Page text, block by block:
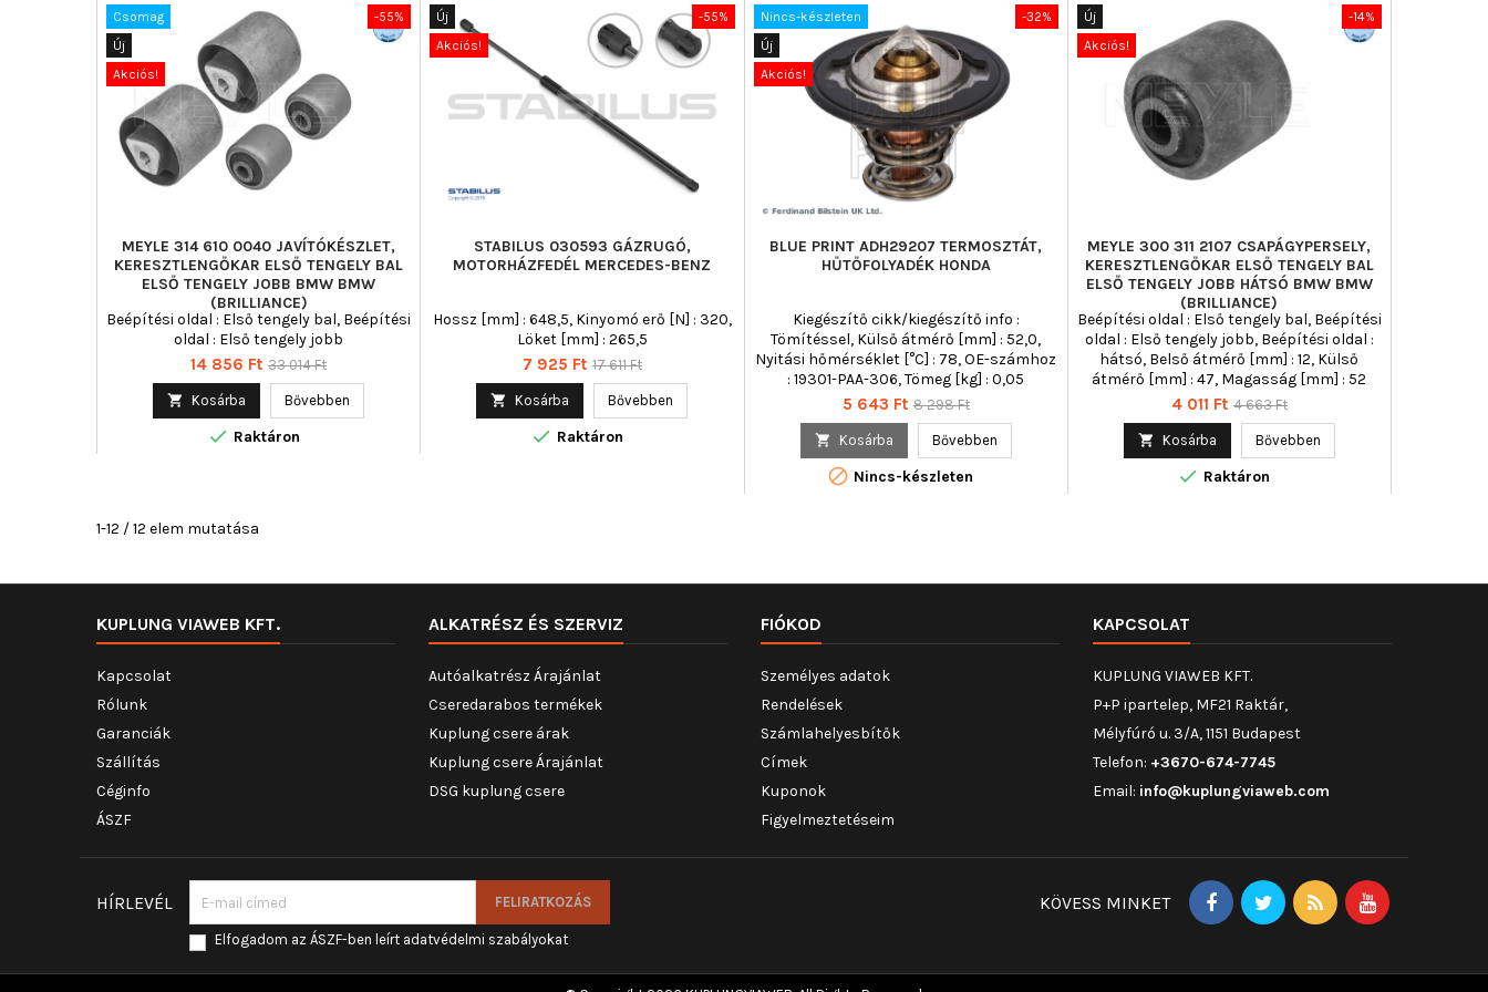
-55%
Csomag
Új
Akciós!
MEYLE 314 610 0040 JAVÍTÓKÉSZLET,
KERESZTLENGŐKAR ELSŐ TENGELY BAL
ELSŐ TENGELY JOBB BMW BMW
(BRILLIANCE)
Beépítési oldal : Első tengely bal, Beépítési
oldal : Első tengely jobb
Ár
14 856 Ft Normál
33 014 Ft
 Kosárba Bővebben
 Raktáron
-55%
Új
Akciós!
STABILUS 030593 GÁZRUGÓ,
MOTORHÁZFEDÉL MERCEDES-BENZ
Hossz [mm] : 648,5, Kinyomó erő [N] : 320,
Löket [mm] : 265,5
Ár
7 925 Ft Normál
17 611 Ft
 Kosárba Bővebben
 Raktáron
-32%
Nincs-készleten
Új
Akciós!
BLUE PRINT ADH29207 TERMOSZTÁT,
HŰTŐFOLYADÉK HONDA
Kiegészítő cikk/kiegészítő info :
Tömítéssel, Külső átmérő [mm] : 52,0,
Nyitási hőmérséklet [°C] : 78, OE-számhoz
: 19301-PAA-306, Tömeg [kg] : 0,05
Ár
5 643 Ft Normál
8 298 Ft
 Kosárba Bővebben
 Nincs-készleten
-14%
Új
Akciós!
MEYLE 300 311 2107 CSAPÁGYPERSELY,
KERESZTLENGŐKAR ELSŐ TENGELY BAL
ELSŐ TENGELY JOBB HÁTSÓ BMW BMW
(BRILLIANCE)
Beépítési oldal : Első tengely bal, Beépítési
oldal : Első tengely jobb, Beépítési oldal :
hátsó, Belső átmérő [mm] : 12, Külső
átmérő [mm] : 47, Magasság [mm] : 52
Ár
4 011 Ft Normál
4 663 Ft
 Kosárba Bővebben
 Raktáron
1-12 / 12 elem mutatása
KUPLUNG VIAWEB KFT.
Kapcsolat
Rólunk
Garanciák
Szállítás
Céginfo
ÁSZF
ALKATRÉSZ ÉS SZERVIZ
Autóalkatrész Árajánlat
Cseredarabos termékek
Kuplung csere árak
Kuplung csere Árajánlat
DSG kuplung csere
FIÓKOD
Személyes adatok
Rendelések
Számlahelyesbítők
Címek
Kuponok
Figyelmeztetéseim
KAPCSOLAT
KUPLUNG VIAWEB KFT.
P+P ipartelep, MF21 Raktár,
Mélyfúró u. 3/A, 1151 Budapest
Telefon: +3670-674-7745
Email: info@kuplungviaweb.com
HÍRLEVÉL
Elfogadom az ÁSZF-ben leírt adatvédelmi szabályokat
KÖVESS MINKET